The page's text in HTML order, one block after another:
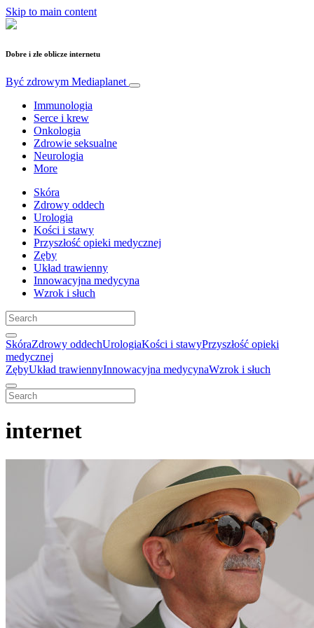
Skip to main content
Dobre i złe oblicze internetu
Być zdrowym Mediaplanet
Immunologia
Serce i krew
Onkologia
Zdrowie seksualne
Neurologia
More
Skóra
Zdrowy oddech
Urologia
Kości i stawy
Przyszłość opieki medycznej
Zęby
Układ trawienny
Innowacyjna medycyna
Wzrok i słuch
SkóraZdrowy oddechUrologiaKości i stawyPrzyszłość opieki
medycznej
ZębyUkład trawiennyInnowacyjna medycynaWzrok i słuch
internet